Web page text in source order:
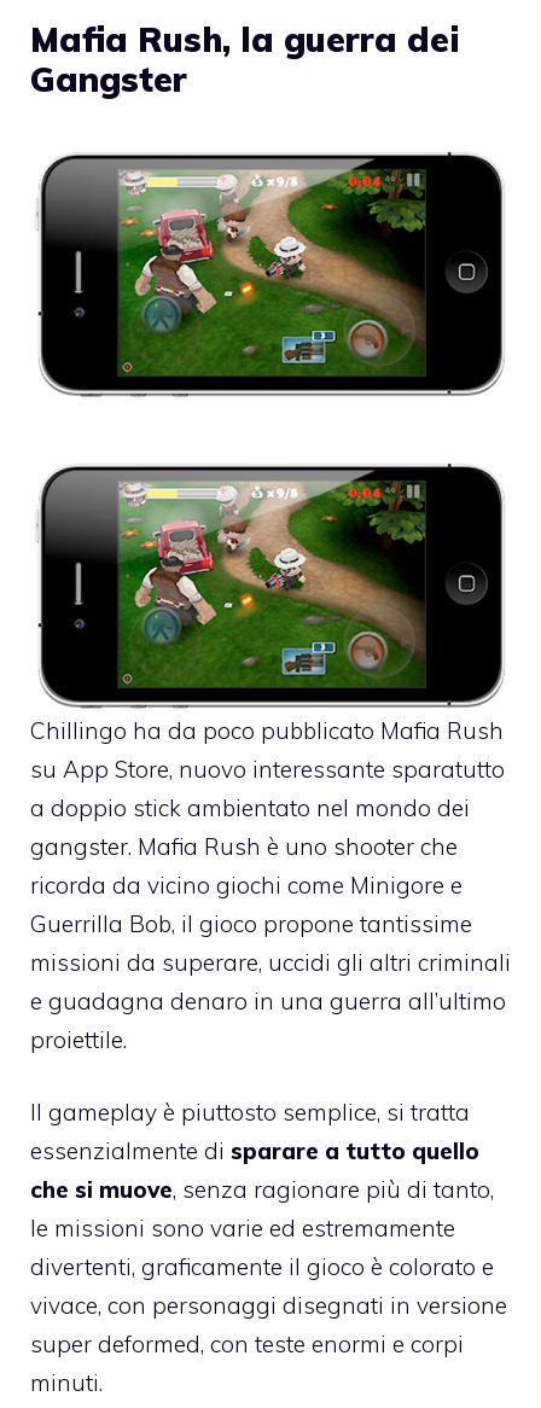
Mafia Rush, la guerra dei
Gangster
Chillingo ha da poco pubblicato Mafia Rush
su App Store, nuovo interessante sparatutto
a doppio stick ambientato nel mondo dei
gangster. Mafia Rush è uno shooter che
ricorda da vicino giochi come Minigore e
Guerrilla Bob, il gioco propone tantissime
missioni da superare, uccidi gli altri criminali
e guadagna denaro in una guerra all’ultimo
proiettile.
Il gameplay è piuttosto semplice, si tratta
essenzialmente di sparare a tutto quello
che si muove, senza ragionare più di tanto,
le missioni sono varie ed estremamente
divertenti, graficamente il gioco è colorato e
vivace, con personaggi disegnati in versione
super deformed, con teste enormi e corpi
minuti.